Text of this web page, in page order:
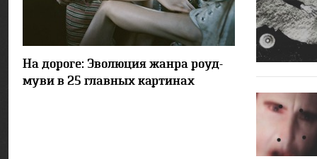
На дороге: Эволюция жанра роуд-
муви в 25 главных картинах